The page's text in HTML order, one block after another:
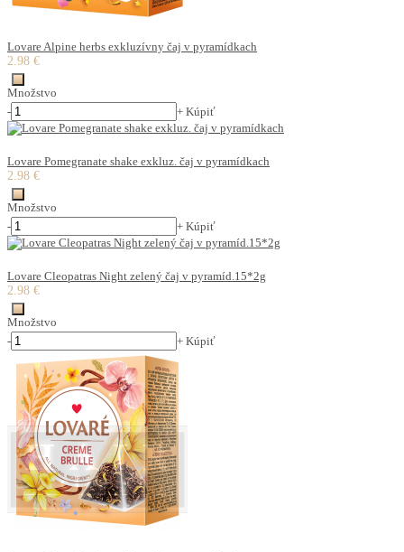
Lovare Alpine herbs exkluzívny čaj v pyramídkach
2.98 €
Množstvo
-
+ Kúpiť
Lovare Pomegranate shake exkluz. čaj v pyramídkach
2.98 €
Množstvo
-
+ Kúpiť
Lovare Cleopatras Night zelený čaj v pyramíd.15*2g
2.98 €
Množstvo
-
+ Kúpiť